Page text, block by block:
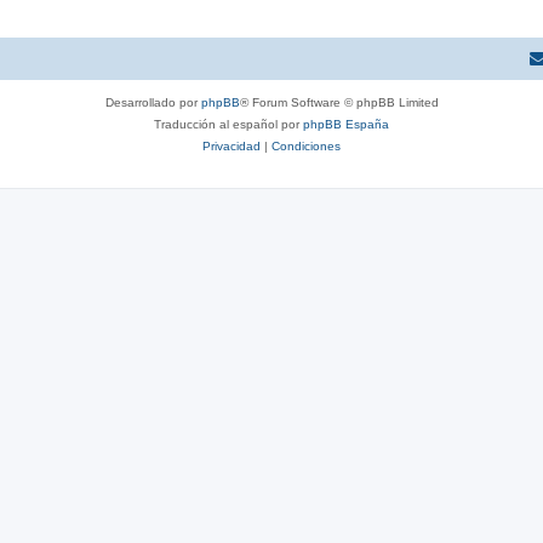
Desarrollado porphpBB® Forum Software © phpBB Limited
Traducción al español porphpBB España
Privacidad | Condiciones